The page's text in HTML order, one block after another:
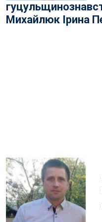
Михайлюк Ірина